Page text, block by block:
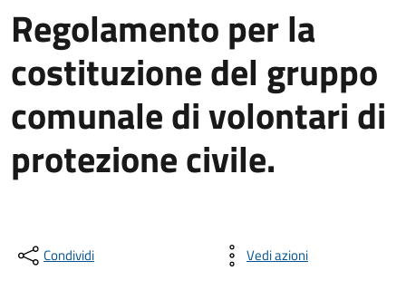
Regolamento per la
costituzione del gruppo
comunale di volontari di
protezione civile.
Condividi Vedi azioni